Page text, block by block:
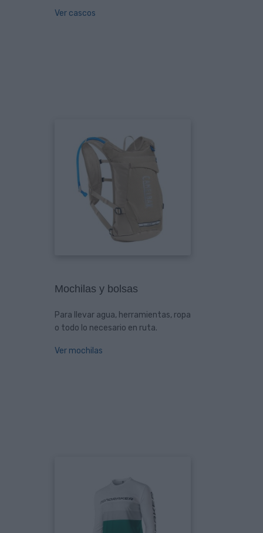
Ver cascos
Mochilas y bolsas
Para llevar agua, herramientas, ropa
o todo lo necesario en ruta.
Ver mochilas